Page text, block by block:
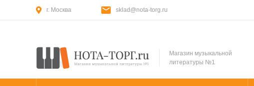
г. Москва sklad@nota-torg.ru
Магазин музыкальной
литературы №1